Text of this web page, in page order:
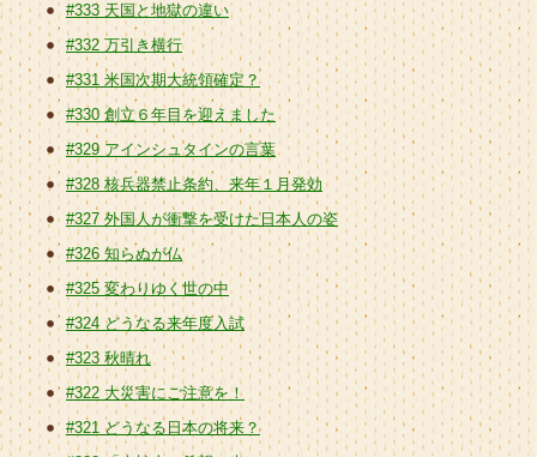
#333 天国と地獄の違い
#332 万引き横行
#331 米国次期大統領確定？
#330 創立６年目を迎えました
#329 アインシュタインの言葉
#328 核兵器禁止条約、来年１月発効
#327 外国人が衝撃を受けた日本人の姿
#326 知らぬが仏
#325 変わりゆく世の中
#324 どうなる来年度入試
#323 秋晴れ
#322 大災害にご注意を！
#321 どうなる日本の将来？